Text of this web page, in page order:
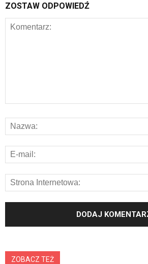
ZOSTAW ODPOWIEDŹ
ZOBACZ TEŻ